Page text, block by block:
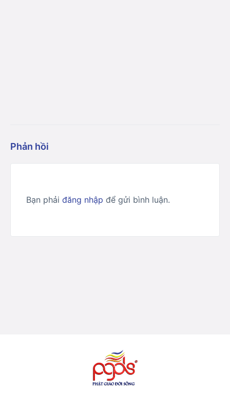
Phản hồi
Bạn phải đăng nhập để gửi bình luận.